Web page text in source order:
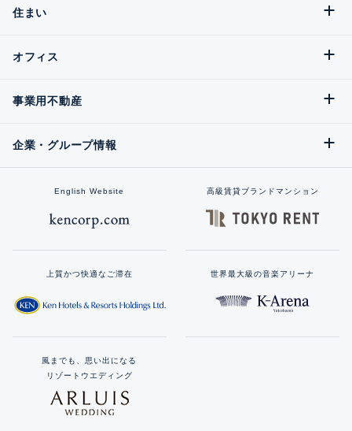
住まい
オフィス
事業用不動産
企業・グループ情報
English Website 高級賃貸ブランドマンション
上質かつ快適なご滞在 世界最大級の音楽アリーナ
風までも、思い出になる
リゾートウエディング